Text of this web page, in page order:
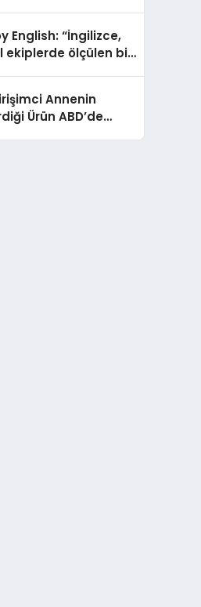
English: “İngilizce,
ekiplerde ölçülen bir
Annenin
Ürün ABD’de